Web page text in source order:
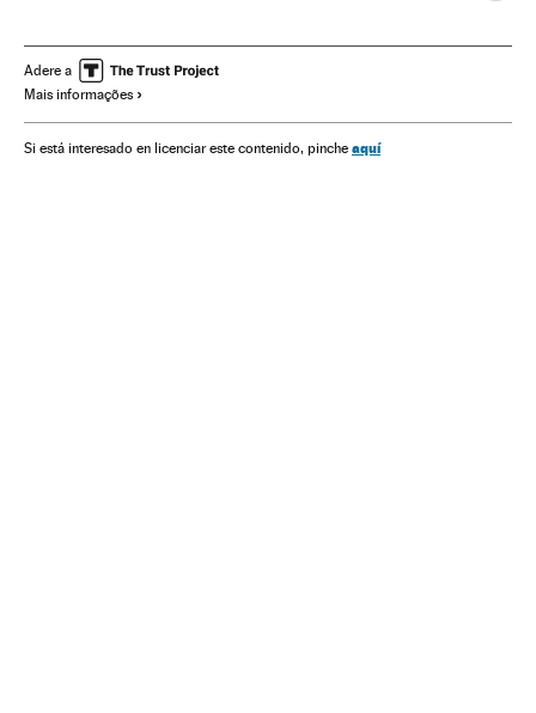
Espécies Meio ambiente
Adere a
Mais informações
Si está interesado en licenciar este contenido, pinche aquí